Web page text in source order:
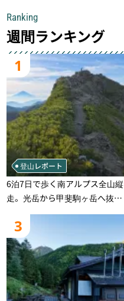
Ranking
週間ランキング
1
登山レポート
6泊7日で歩く南アルプス全山縦
走。光岳から甲斐駒ヶ岳へ抜け
る登山の記録
3